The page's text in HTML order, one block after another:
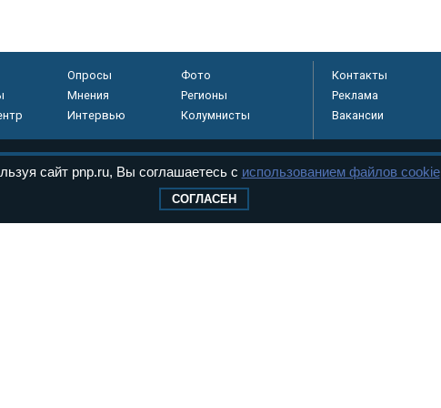
Опросы
Фото
Мнения
Регионы
Интервью Колумнисты
Контакты
Реклама
Вакансии
сайт pnp.ru, Вы соглашаетесь с использованием файлов cookie
СОГЛАСЕН